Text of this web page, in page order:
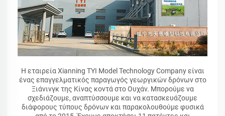
Η εταιρεία Xianning TYI Model Technology Company είναι
ένας επαγγελματικός παραγωγός γεωργικών δρόνων στο
Ξιάνινγκ της Κίνας κοντά στο Ουχάν. Μπορούμε να
σχεδιάζουμε, αναπτύσσουμε και να κατασκευάζουμε
διάφορους τύπους δρόνων και παρακολουθούμε φυσικά